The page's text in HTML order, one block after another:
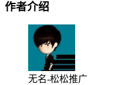
作者介绍
无名-松松推广